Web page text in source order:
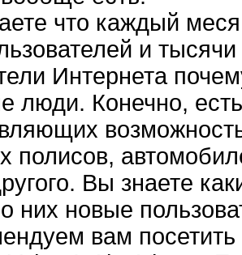
что каждый
и
Интернета
люди. Конечно,
полисов,
Вы знаете
них новые
вам посетить